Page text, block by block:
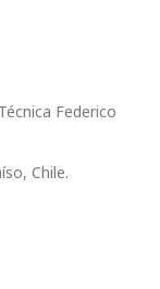
Federico
Chile.